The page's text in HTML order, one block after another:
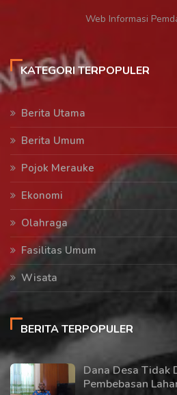
Web Informasi
KATEGORI TERPOPULER
Berita Utama
Berita Umum
Pojok Merauke
Ekonomi
Olahraga
Fasilitas Umum
Wisata
BERITA TERPOPULER
Dana Desa Tidak
Pembebasan